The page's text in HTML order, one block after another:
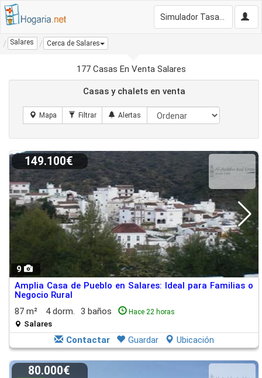
Salares Cerca de Salares
177 Casas En Venta Salares
Casas y chalets en venta
9
149.100€
Amplia Casa de Pueblo en Salares: Ideal para Familias o
Negocio Rural
87 m²
4 dorm. 3 baños Hace 22 horas
Salares
Contactar Guardar Ubicación
80.000€